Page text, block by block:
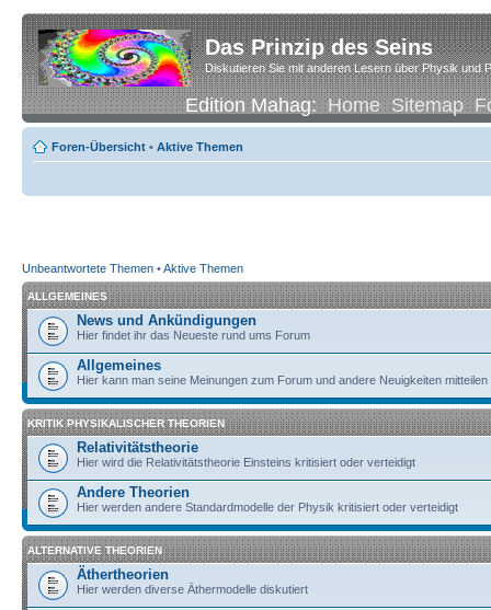
Das Prinzip des Seins
Diskutieren Sie mit anderen Lesern über Physik und
Edition Mahag:Home Sitemap
Foren-Übersicht • Aktive Themen
Unbeantwortete Themen •Aktive Themen
ALLGEMEINES
News und Ankündigungen
Hier findet ihr das Neueste rund ums Forum
Allgemeines
Hier kann man seine Meinungen zum Forum und andere Neuigkeiten mitteilen
KRITIK PHYSIKALISCHER THEORIEN
Relativitätstheorie
Hier wird die Relativitätstheorie Einsteins kritisiert oder verteidigt
Andere Theorien
Hier werden andere Standardmodelle der Physik kritisiert oder verteidigt
ALTERNATIVE THEORIEN
Äthertheorien
Hier werden diverse Äthermodelle diskutiert